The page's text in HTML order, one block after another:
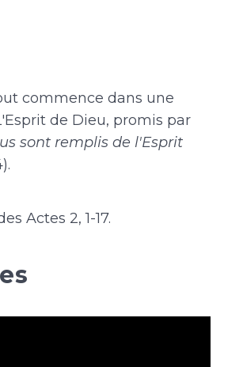
commence dans une
de Dieu, promis par
sont remplis de l'Esprit
Actes 2, 1-17.